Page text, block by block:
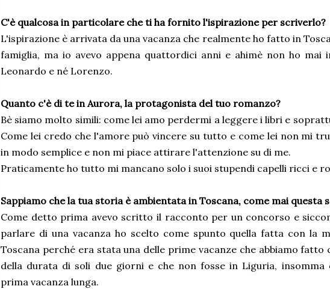
C'è qualcosa in particolare che ti ha fornito l'ispirazione per scriverlo?
L'ispirazione è arrivata da una vacanza che realmente ho fatto in
famiglia, ma io avevo appena quattordici anni e ahimè non ho mai
Leonardo e né Lorenzo.
Quanto c'è di te in Aurora, la protagonista del tuo romanzo?
Bè siamo molto simili: come lei amo perdermi a leggere i libri e
Come lei credo che l'amore può vincere su tutto e come lei non mi
in modo semplice e non mi piace attirare l'attenzione su di me.
Praticamente ho tutto mi mancano solo i suoi stupendi capelli ricci e
Sappiamo che la tua storia è ambientata in Toscana, come mai questa
Come detto prima avevo scritto il racconto per un concorso e
parlare di una vacanza ho scelto come spunto quella fatta con la
Toscana perché era stata una delle prime vacanze che abbiamo fatto
della durata di soli due giorni e che non fosse in Liguria, insomma
prima vacanza lunga.